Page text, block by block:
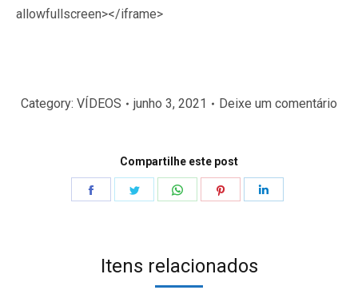
allowfullscreen></iframe>
Category: VÍDEOS junho 3, 2021 Deixe um comentário
Compartilhe este post
Itens relacionados